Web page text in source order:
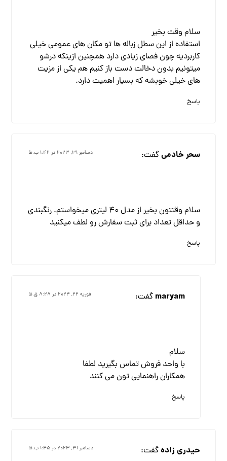
سلام وقت بخیر
استفاده از این سطل زباله ها تو مکان های عمومی خیلی
کاربردیه چون فصای زیادی دارد همچنین ازینکه درشو
میتونیم بدون دخالت دست باز کنیم هم یکی از مزیت
های خیلی خوبشه که بسیار اهمیت دارد.
پاسخ
سحر خادمیگفت: دسامبر ۳۱, ۲۰۲۳ در ۱:۴۲ ب.ظ
سلام وقتتون بخیر از مدل 40 لیتری میخواستم. رنگبندی
و حداقل تعداد برای ثبت سفارش رو لطف میکنید
پاسخ
maryam گفت: فوریه ۲۲, ۲۰۲۴ در ۸:۲۸ ق.ظ
سلام
با واحد فروش تماس بگیرید لطفا
همکاران راهنمایی تون می کنند
پاسخ
حیدری زادهگفت: دسامبر ۳۱, ۲۰۲۳ در ۱:۴۵ ب.ظ